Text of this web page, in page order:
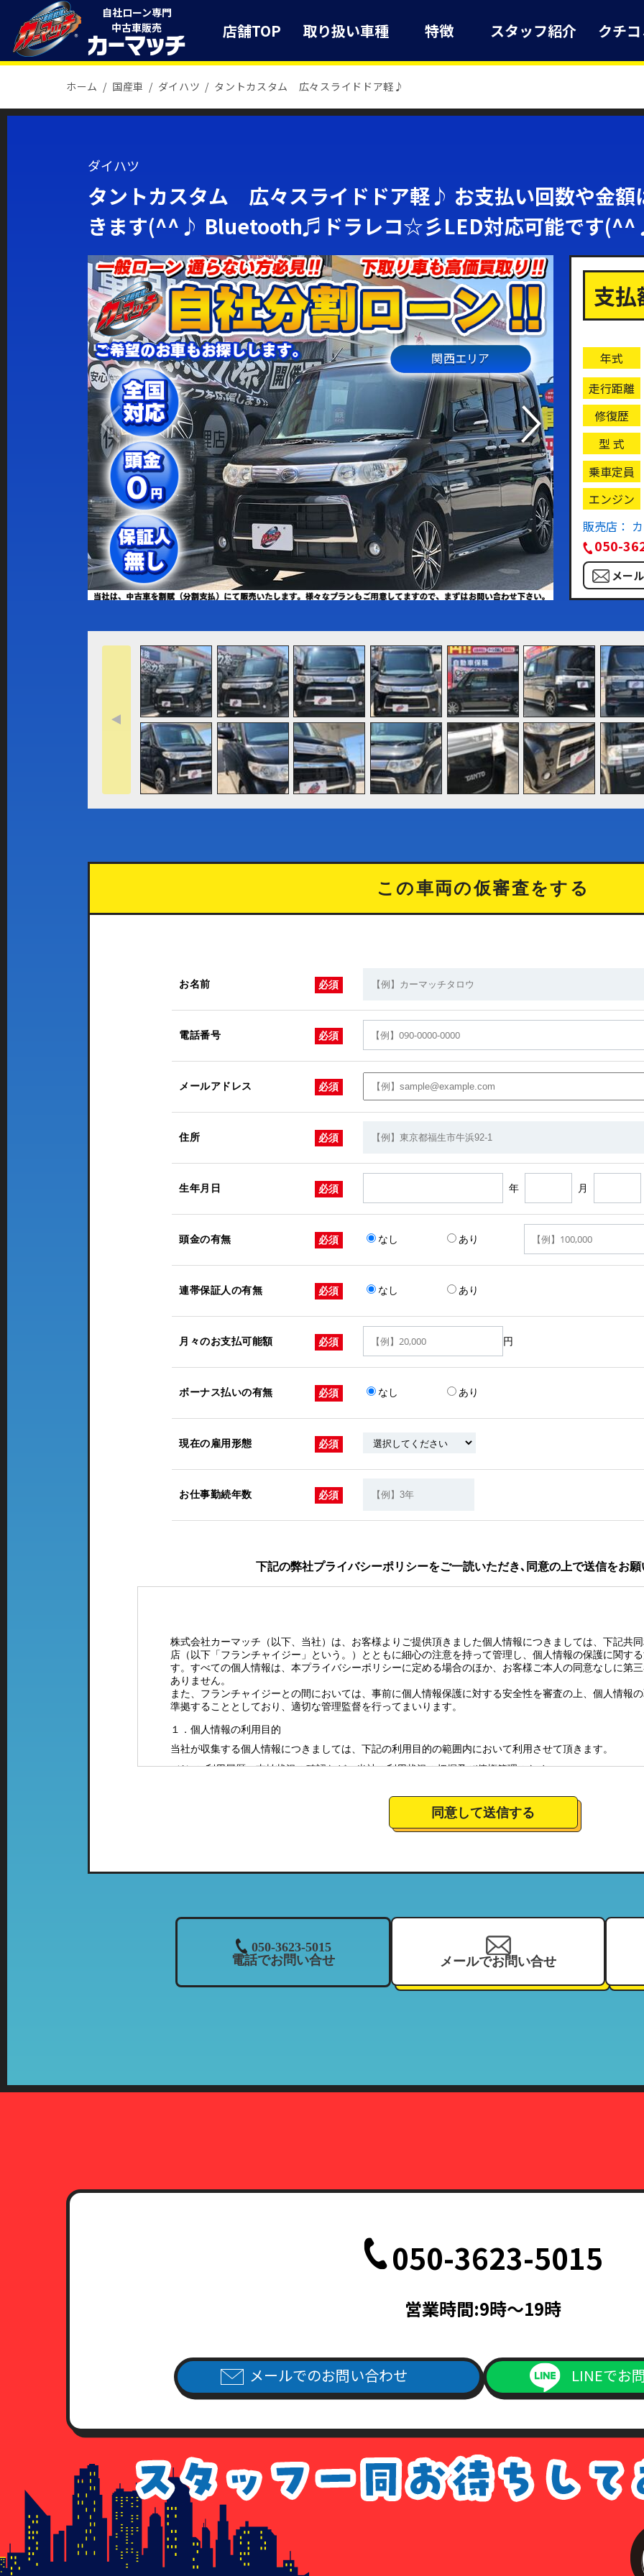
自社ローン専門
中古車販売
店舗TOP 取り扱い車種 特徴 スタッフ紹介 クチ
ホーム 国産車 ダイハツ タントカスタム 広々スライドドア軽♪
ダイハツ
タントカスタム 広々スライドドア軽♪ お支払い回数や金額
きます(^^♪ Bluetooth♬ドラレコ☆彡LED対応可能です
関西エリア
支
年式
走行距離
修復歴
型 式
乗車定員
エンジン
販売店：
050-
メー
この車両の仮審査をする
お名前 必須
電話番号 必須
メールアドレス 必須
住所 必須
生年月日 必須 年 月
頭金の有無 必須 なし あり
連帯保証人の有無 必須 なし あり
月々のお支払可能額 必須 円
ボーナス払いの有無 必須 なし あり
現在の雇用形態 必須
お仕事勤続年数 必須
下記の弊社プライバシーポリシーをご一読いただき､同意の上で送信をお
株式会社カーマッチ（以下、当社）は、お客様よりご提供頂きました個人情報につきましては、下記共
店（以下「フランチャイジー」という。）とともに細心の注意を持って管理し、個人情報の保護に関す
す。すべての個人情報は、本プライバシーポリシーに定める場合のほか、お客様ご本人の同意なしに第
ありません。
また、フランチャイジーとの間においては、事前に個人情報保護に対する安全性を審査の上、個人情報
準拠することとしており、適切な管理監督を行ってまいります。
１．個人情報の利用目的
当社が収集する個人情報につきましては、下記の利用目的の範囲内において利用させて頂きます。
（1）ご利用履歴・支払状況の確認など、当社の利用状況の把握及び債権管理のため
（3）お客様に有益と思われる当社のサービスの商品情報、イベント情報、新店情報等の郵送、配送（
（4）お問い合わせやご意見・ご要望に対応し、それらを会社運営全体に反映させるため
列店のご案内をお送りさせて頂くことがございますので、ご了承下さい）
３．個人情報の共同利用について
当社では、お客様から頂いた情報を、当社の関連企業及びフランチャイジーとの間において、共同利用
・共同利用される個人情報：氏名、住所、電話番号、来店履歴（購入履歴若しくはリース履歴）、支払
お客様より個人情報の開示、訂正、削除、または利用停止を求められたときは、当社の定める方法で本
有効期限内のもので、現住所が記載されている面の写しを含むこと。（国際運転免許証は除く）
住民票・公共料金領収書・公共料金請求書は、発行日より3ヵ月以内で、現住所が記載されているもの
7．各種請求のお手続き方法
当社指定の申請用紙
に必要事項をご記入の上、上記本人確認書類の(1)～(4)のいずれかの写しを添付の上
（当社指定の申請用紙は、こちらよりダウンロード出来ます）
個人情報利用停止申請書
個人情報訂正追加削除請求書
委任状
8．手数料について
情報開示のご請求を頂いた場合、1回につき書留送料440円分の切手を申請書類に同封して下さい。
手数料が不足している場合、及び手数料が同封されていなかった場合は、その旨をご連絡させて頂きま
払いのなかった場合につきましては、各種請求はなかったものとして処理させて頂きますので、あらか
9. 各種請求に応じることが出来ない場合について
同意して送信する
050-3623-5015
電話でお問い合せ
メールでお問い合せ
050-3623-5015
営業時間:9時～19時
メールでのお問い合わせ LINEでお